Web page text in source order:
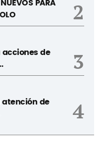
PARA
2
de
3
atención de
4